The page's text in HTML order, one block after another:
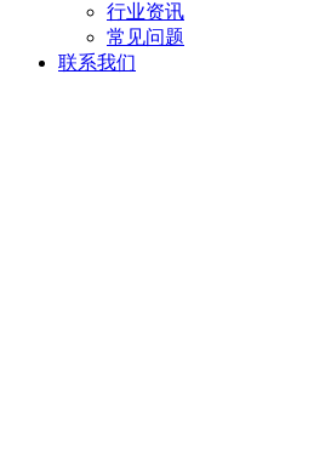
行业资讯
常见问题
联系我们